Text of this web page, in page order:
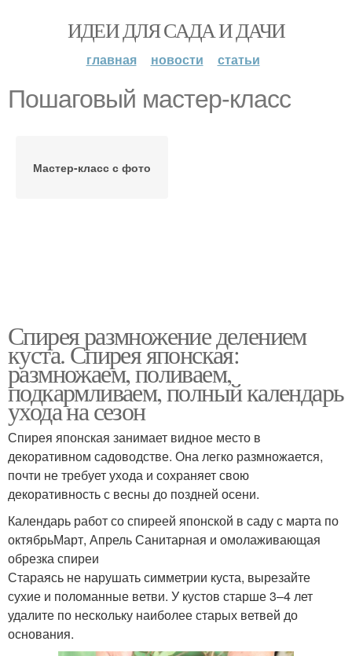
ИДЕИ ДЛЯ САДА И ДАЧИ
главная новости статьи
Пошаговый мастер-класс
Мастер-класс с фото
Спирея размножение делением
куста. Спирея японская:
размножаем, поливаем,
подкармливаем, полный календарь
ухода на сезон
Спирея японская занимает видное место в
декоративном садоводстве. Она легко размножается,
почти не требует ухода и сохраняет свою
декоративность с весны до поздней осени.
Календарь работ со спиреей японской в саду с марта по
октябрьМарт, Апрель Санитарная и омолаживающая
обрезка спиреи
Стараясь не нарушать симметрии куста, вырезайте
сухие и поломанные ветви. У кустов старше 3–4 лет
удалите по нескольку наиболее старых ветвей до
основания.